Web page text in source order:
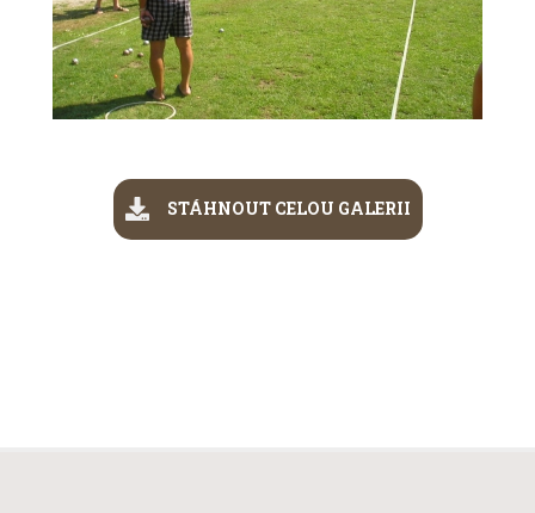
STÁHNOUT CELOU GALERII